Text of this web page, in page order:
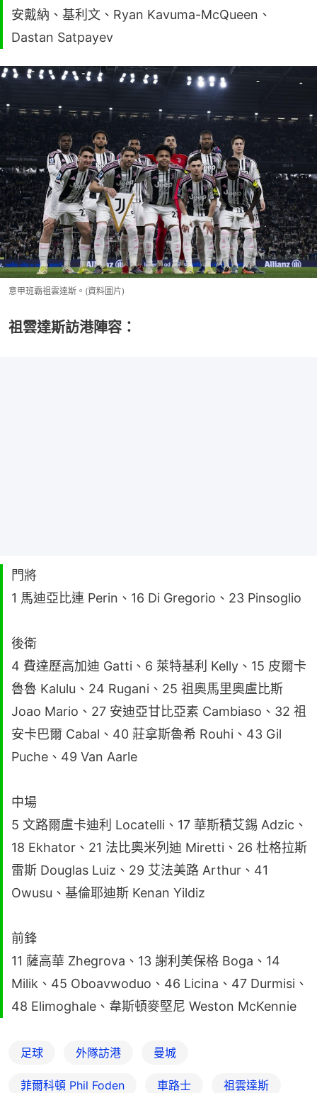
安戴納、基利文、Ryan Kavuma-McQueen、
Dastan Satpayev
意甲班霸祖雲達斯。(資料圖片)
祖雲達斯訪港陣容：
門將
1 馬迪亞比連 Perin、16 Di Gregorio、23 Pinsoglio
後衛
4 費達歷高加迪 Gatti、6 萊特基利 Kelly、15 皮爾卡
魯魯 Kalulu、24 Rugani、25 祖奧馬里奧盧比斯
Joao Mario、27 安迪亞甘比亞素 Cambiaso、32 祖
安卡巴爾 Cabal、40 莊拿斯魯希 Rouhi、43 Gil
Puche、49 Van Aarle
中場
5 文路爾盧卡迪利 Locatelli、17 華斯積艾錫 Adzic、
18 Ekhator、21 法比奧米列迪 Miretti、26 杜格拉斯
雷斯 Douglas Luiz、29 艾法美路 Arthur、41
Owusu、基倫耶迪斯 Kenan Yildiz
前鋒
11 薩高華 Zhegrova、13 謝利美保格 Boga、14
Milik、45 Oboavwoduo、46 Licina、47 Durmisi、
48 Elimoghale、韋斯頓麥堅尼 Weston McKennie
足球 外隊訪港 曼城
菲爾科頓 Phil Foden 車路士 祖雲達斯